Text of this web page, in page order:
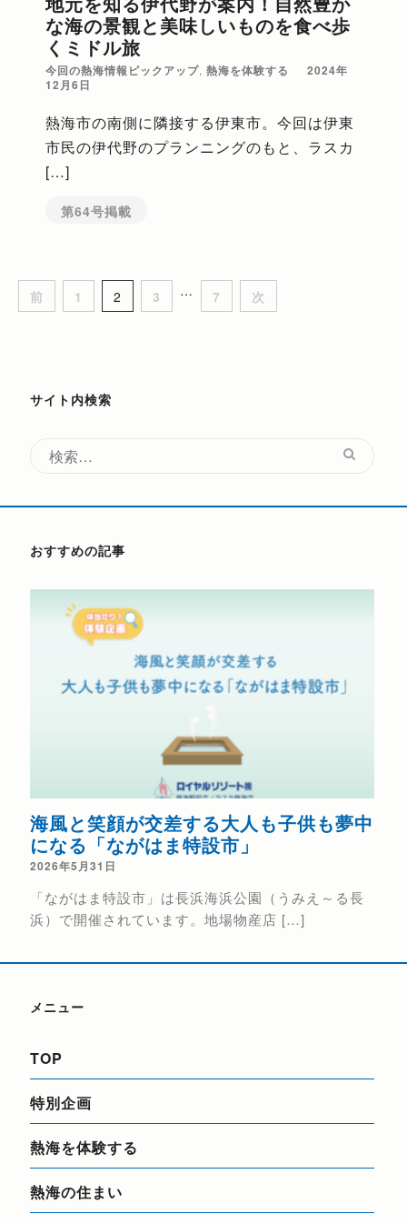
な海の景観と美味しいものを食べ歩
くミドル旅
今回の熱海情報ピックアップ, 熱海を体験する
2024年
12月6日
熱海市の南側に隣接する伊東市。今回は伊東
市民の伊代野のプランニングのもと、ラスカ
[…]
第64号掲載
投
ビ
シ
ョ
ン
前
固
ー
1
固
2
固
3 …
固
7 次
サイト内検索
検
おすすめの記事
海風と笑顔が交差する大人も子供も夢中
になる「ながはま特設市」
2026年5月31日
「ながはま特設市」は長浜海浜公園（うみえ～る長
浜）で開催されています。地場物産店 […]
メニュー
TOP
特別企画
熱海を体験する
熱海の住まい